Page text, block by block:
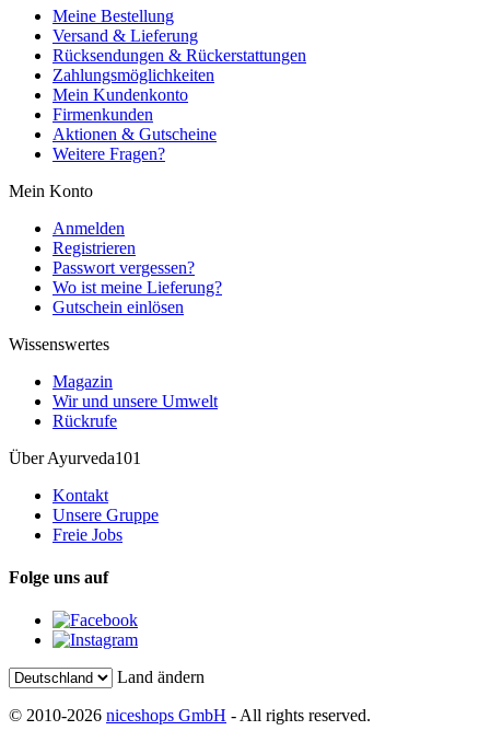
Meine Bestellung
Versand & Lieferung
Rücksendungen & Rückerstattungen
Zahlungsmöglichkeiten
Mein Kundenkonto
Firmenkunden
Aktionen & Gutscheine
Weitere Fragen?
Mein Konto
Anmelden
Registrieren
Passwort vergessen?
Wo ist meine Lieferung?
Gutschein einlösen
Wissenswertes
Magazin
Wir und unsere Umwelt
Rückrufe
Über Ayurveda101
Kontakt
Unsere Gruppe
Freie Jobs
Folge uns auf
Land ändern
© 2010-2026 niceshops GmbH - All rights reserved.